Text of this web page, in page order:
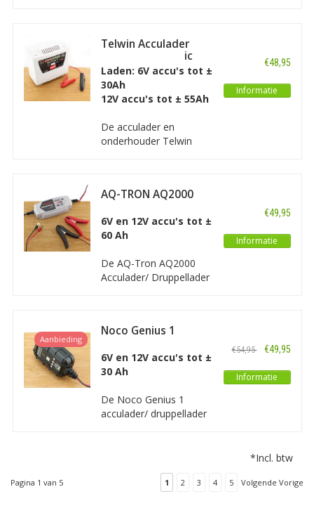
behuizing. De lader is
accuklemmen, eyelets
of via de
sigarettenaansteker
Telwin Acculader
Touring 11 Tronic
Laden: 6V accu's tot ±
30Ah
12V accu's tot ± 55Ah
De acculader en
onderhouder Telwin
AGM, MF, EFB 6V accu’s
30Ah en 12V accu's tot
55Ah. Onderhouden tot
Voor scooter, tractor,
auto.
€48,95
Informatie
AQ-TRON AQ2000
Druppellader 6V en
12V
6V en 12V accu's tot ±
60 Ah
De AQ-Tron AQ2000
Acculader/ Druppellader
accu’s van 10Ah tot en
geschikt voor alle
soorten 6V en 12V
tevens 12V lithium
accu's.
€49,95
Informatie
Aanbieding
Noco Genius 1
Druppellader
6V en 12V accu's tot ±
30 Ah
De Noco Genius 1
acculader/ druppellader
met 30Ah. De Genius 1
€54,95 €49,95
Informatie
*Incl. btw
Pagina 1 van 5 1 2 3 4 5 Volgende Vorige